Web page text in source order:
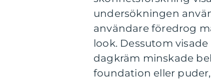
undersökningen
användare föredrog
look. Dessutom
dagkräm minskade
foundation eller